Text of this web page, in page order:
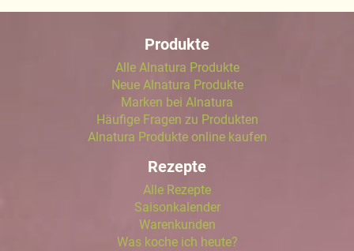
Produkte
Alle Alnatura Produkte
Neue Alnatura Produkte
Marken bei Alnatura
Häufige Fragen zu Produkten
Alnatura Produkte online kaufen
Rezepte
Alle Rezepte
Saisonkalender
Warenkunden
Was koche ich heute?